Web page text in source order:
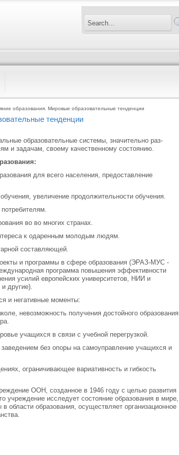
образования. Мировые образовательные тенденции
тенденции
образовательные системы, значительно раз­
и задачам, своему качественному состоянию.
для всего населения, предоставление
увеличение продолжительности обучения.
во во многих странах.
к одаренным молодым людям.
составляющей.
и программы в сфере образования (ЭРАЗ-МУС -
программа повышения эф­фективности
усилий европейских университе­тов, НИИ и
другие).
и негативные моменты:
невозможность получения достойного обра­зования
учащихся в связи с учебной перегрузкой.
без опоры на самоуправление уча­щихся и
ограничивающее вариативность и гибкость
ООН, созданное в 1946 году с целью раз­вития
учреждение исследует состояние образования в мире,
области образования, осуществляет орга­низационное